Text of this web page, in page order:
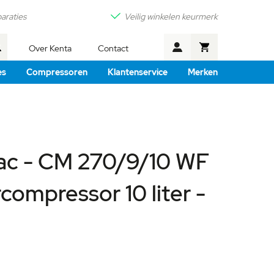
Veilig winkelen keurmerk
Over Kenta Contact
Winkelwagen
Compressoren Klantenservice Merken
- CM 270/9/10 WF
10 liter -